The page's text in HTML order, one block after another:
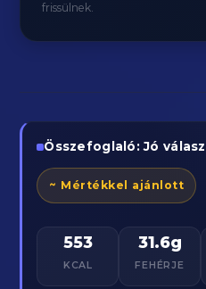
frissülnek.
Összefoglaló: Jó
~ Mértékkel ajánlott
553
KCAL
31.6g
FEHÉRJE